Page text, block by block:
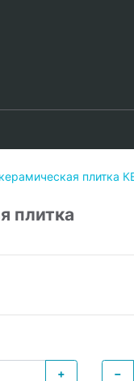
плитка
+
−